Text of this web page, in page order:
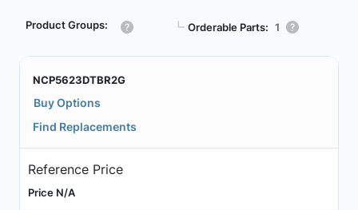
Product Groups: ┗ Orderable Parts: 1
NCP5623DTBR2G
Buy Options
Find Replacements
Reference Price
Price N/A